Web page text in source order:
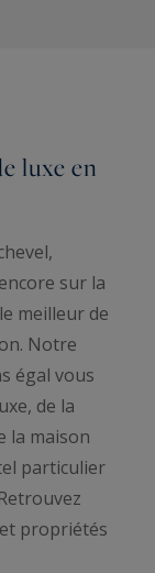
luxe en
sur la
meilleur de
Notre
égal vous
de la
la maison
particulier
propriétés